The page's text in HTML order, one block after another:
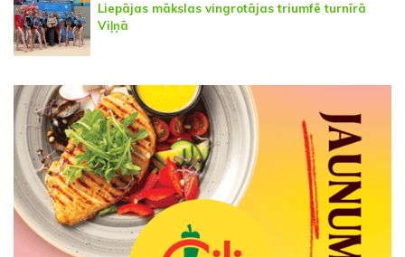
Liepājas mākslas vingrotājas triumfē turnīrā
Viļņā